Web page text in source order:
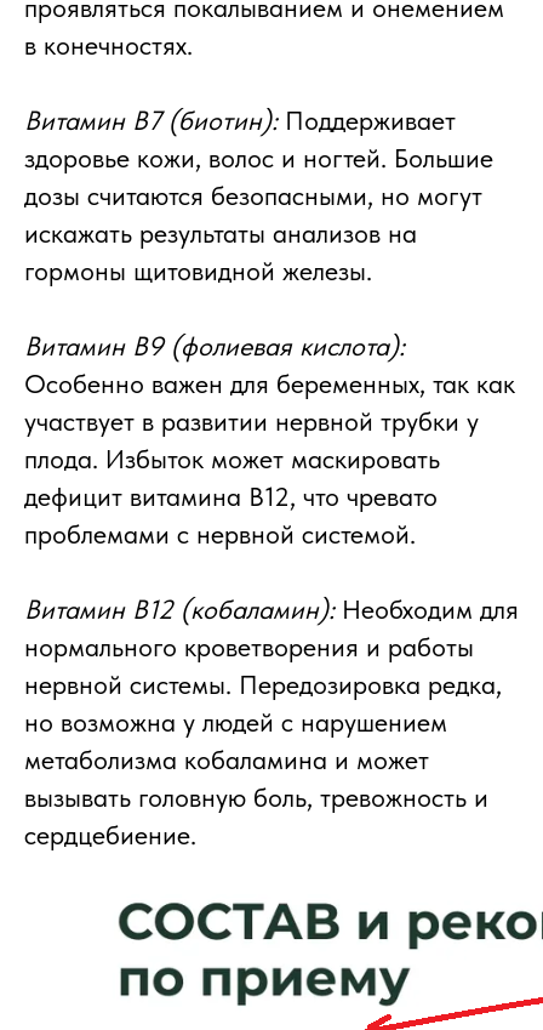
проявляться покалыванием и онемением
в конечностях.
Витамин B7 (биотин):Поддерживает
здоровье кожи, волос и ногтей. Большие
дозы считаются безопасными, но могут
искажать результаты анализов на
гормоны щитовидной железы.
Витамин B9 (фолиевая кислота):
Особенно важен для беременных, так как
участвует в развитии нервной трубки у
плода. Избыток может маскировать
дефицит витамина B12, что чревато
проблемами с нервной системой.
Витамин B12 (кобаламин):Необходим для
нормального кроветворения и работы
нервной системы. Передозировка редка,
но возможна у людей с нарушением
метаболизма кобаламина и может
вызывать головную боль, тревожность и
сердцебиение.